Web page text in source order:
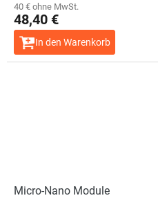
40 € ohne MwSt.
48,40 €
In den Warenkorb
Micro-Nano Module